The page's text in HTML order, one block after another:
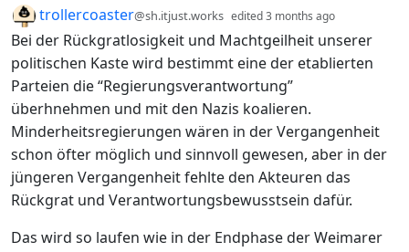
by trollercoaster@sh.itjust.works edited3 months ago
Bei der Rückgratlosigkeit und Machtgeilheit unserer
politischen Kaste wird bestimmt eine der etablierten
Parteien die “Regierungsverantwortung”
überhnehmen und mit den Nazis koalieren.
Minderheitsregierungen wären in der Vergangenheit
schon öfter möglich und sinnvoll gewesen, aber in der
jüngeren Vergangenheit fehlte den Akteuren das
Rückgrat und Verantwortungsbewusstsein dafür.
Das wird so laufen wie in der Endphase der Weimarer